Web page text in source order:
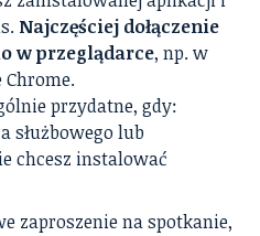
Najczęściej dołączenie
w przeglądarce, np. w
Chrome.
przydatne, gdy:
służbowego lub
chcesz instalować
zaproszenie na spotkanie,